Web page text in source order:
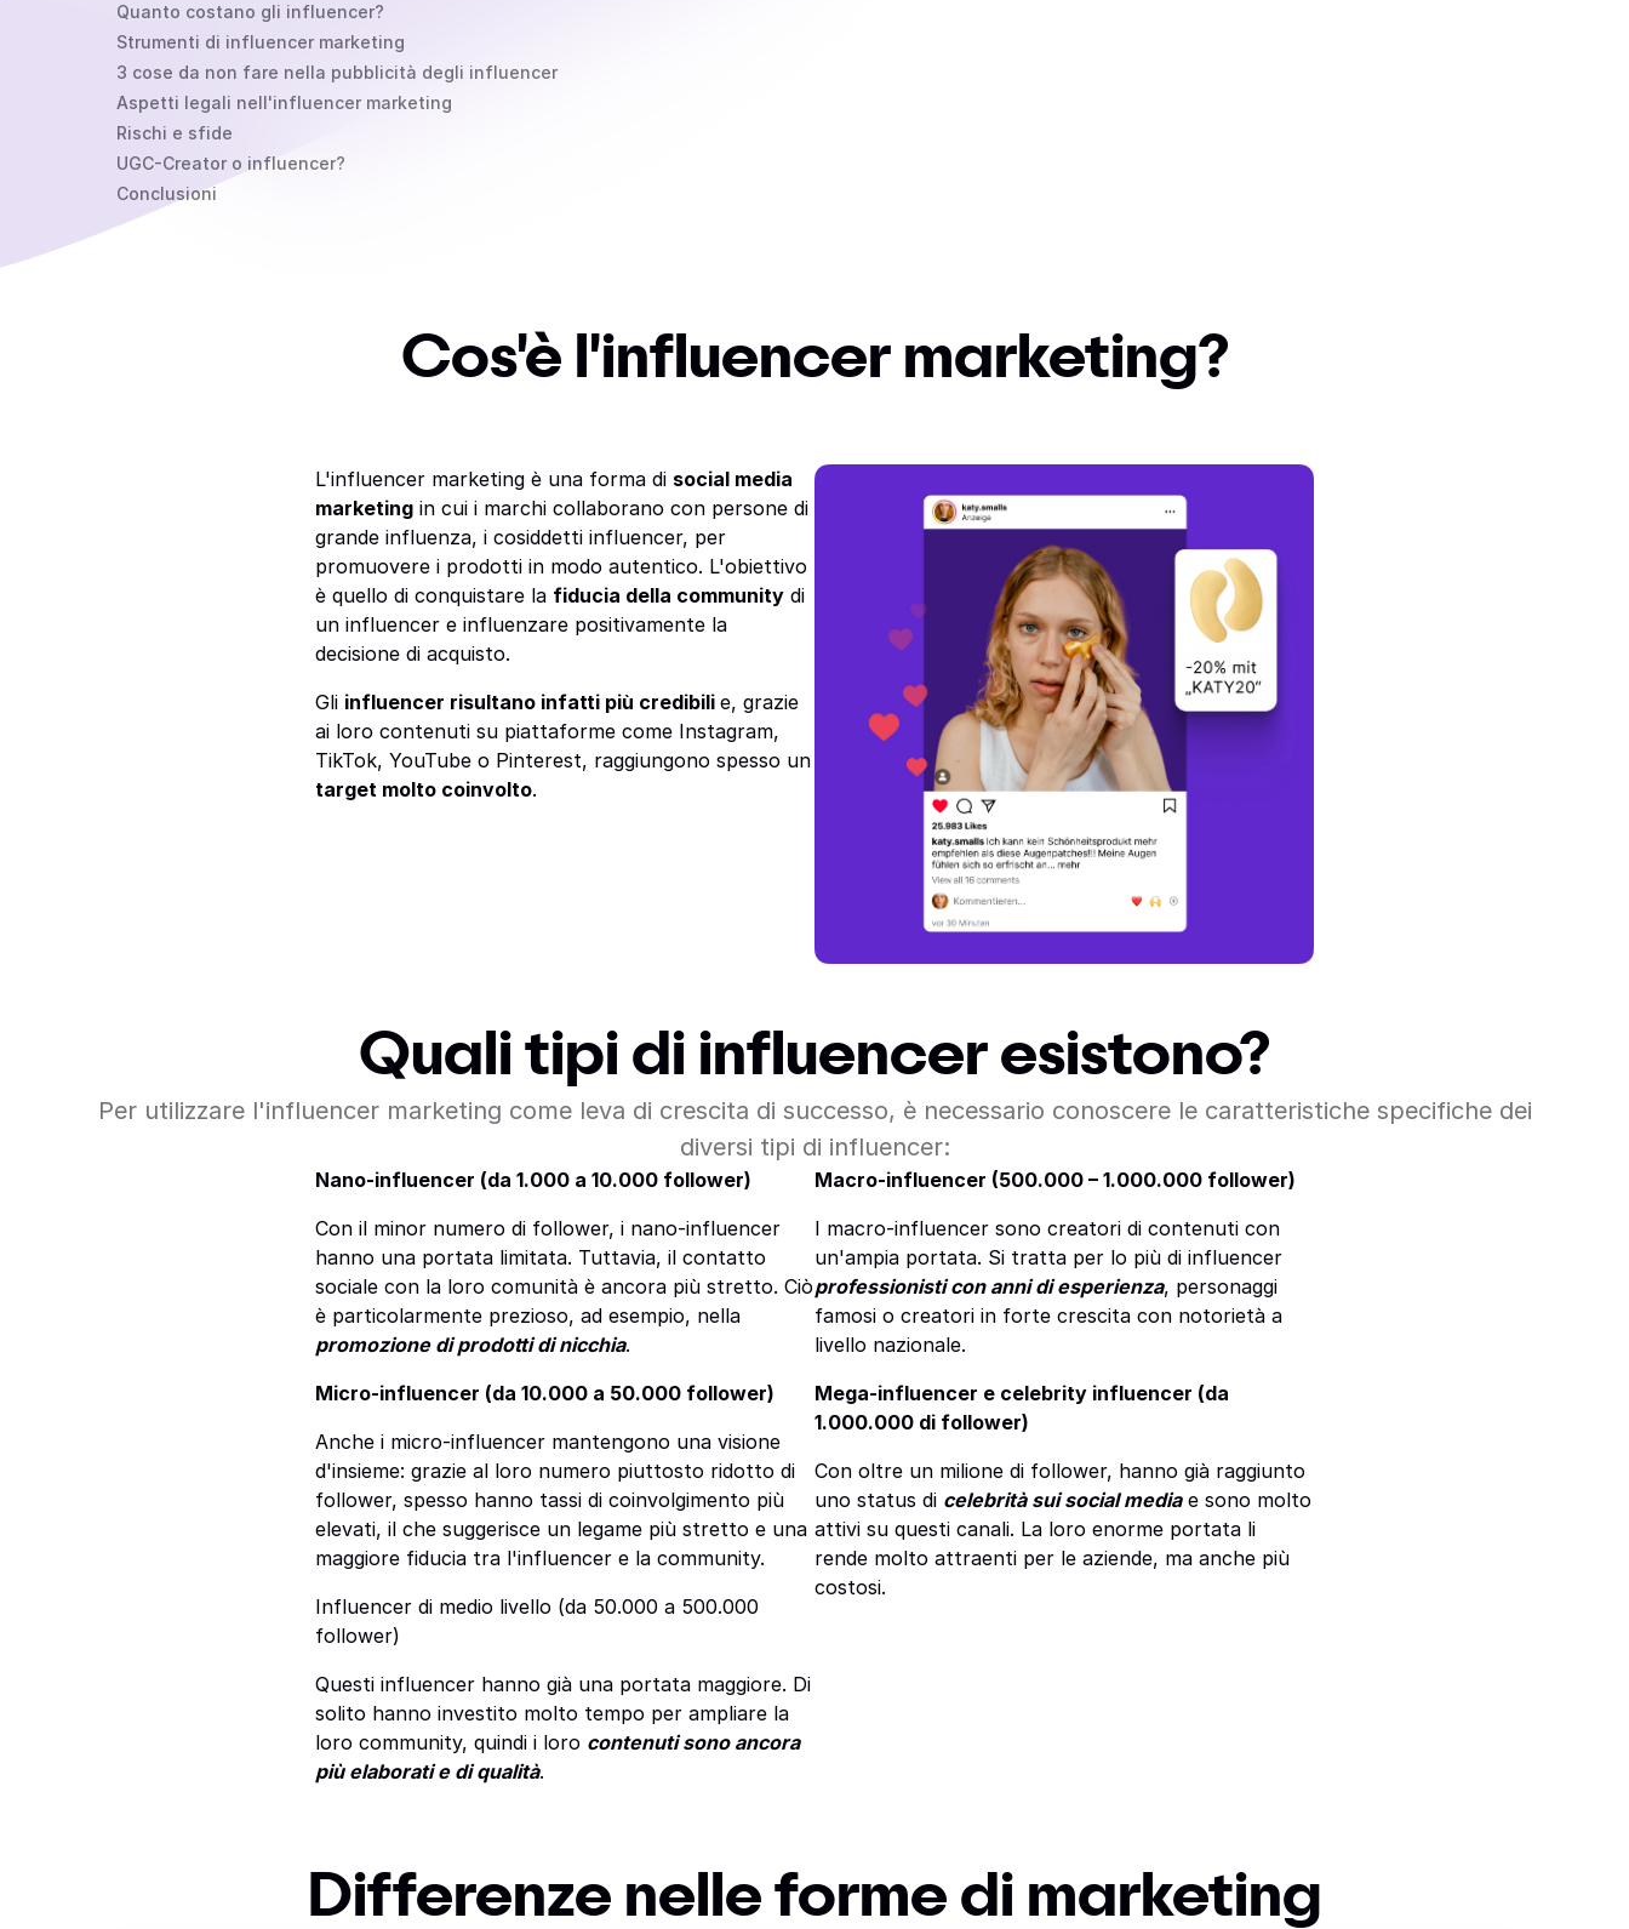
Quanto costano gli influencer?
Strumenti di influencer marketing
3 cose da non fare nella pubblicità degli influencer
Aspetti legali nell'influencer marketing
Rischi e sfide
UGC-Creator o influencer?
Conclusioni
Cos'è l'influencer marketing?
L'influencer marketing è una forma di social media
marketing in cui i marchi collaborano con persone di
grande influenza, i cosiddetti influencer, per
promuovere i prodotti in modo autentico. L'obiettivo
è quello di conquistare la fiducia della community di
un influencer e influenzare positivamente la
decisione di acquisto.
Gli influencer risultano infatti più credibili e, grazie
ai loro contenuti su piattaforme come Instagram,
TikTok, YouTube o Pinterest, raggiungono spesso un
target molto coinvolto.
Quali tipi di influencer esistono?
Per utilizzare l'influencer marketing come leva di crescita di successo, è necessario conoscere le caratteristiche specifiche dei
diversi tipi di influencer:
Nano-influencer (da 1.000 a 10.000 follower)
Con il minor numero di follower, i nano-influencer
hanno una portata limitata. Tuttavia, il contatto
sociale con la loro comunità è ancora più stretto. Ciò
è particolarmente prezioso, ad esempio, nella
promozione di prodotti di nicchia.
Micro-influencer (da 10.000 a 50.000 follower)
Anche i micro-influencer mantengono una visione
d'insieme: grazie al loro numero piuttosto ridotto di
follower, spesso hanno tassi di coinvolgimento più
elevati, il che suggerisce un legame più stretto e una
maggiore fiducia tra l'influencer e la community.
Influencer di medio livello (da 50.000 a 500.000
follower)
Questi influencer hanno già una portata maggiore. Di
solito hanno investito molto tempo per ampliare la
loro community, quindi i loro contenuti sono ancora
più elaborati e di qualità.
Macro-influencer (500.000 – 1.000.000 follower)
I macro-influencer sono creatori di contenuti con
un'ampia portata. Si tratta per lo più di influencer
professionisti con anni di esperienza, personaggi
famosi o creatori in forte crescita con notorietà a
livello nazionale.
Mega-influencer e celebrity influencer (da
1.000.000 di follower)
Con oltre un milione di follower, hanno già raggiunto
uno status di celebrità sui social mediae sono molto
attivi su questi canali. La loro enorme portata li
rende molto attraenti per le aziende, ma anche più
costosi.
Differenze nelle forme di marketing